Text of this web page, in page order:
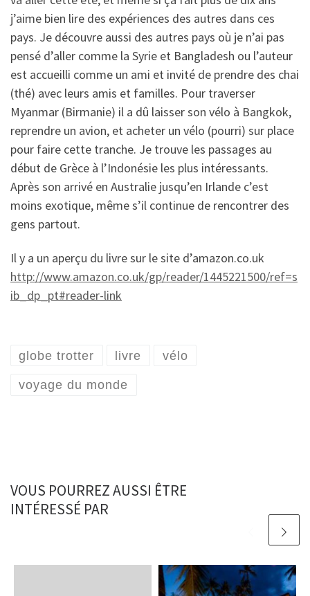
j’aime bien lire des expériences des autres dans ces
pays. Je découvre aussi des autres pays où je n’ai pas
pensé d’aller comme la Syrie et Bangladesh ou l’auteur
est accueilli comme un ami et invité de prendre des chai
(thé) avec leurs amis et familles. Pour traverser
Myanmar (Birmanie) il a dû laisser son vélo à Bangkok,
reprendre un avion, et acheter un vélo (pourri) sur place
pour faire cette tranche. Je trouve les passages au
début de Grèce à l’Indonésie les plus intéressants.
Après son arrivé en Australie jusqu’en Irlande c’est
moins exotique, même s’il continue de rencontrer des
gens partout.
Il y a un aperçu du livre sur le site d’amazon.co.uk
http://www.amazon.co.uk/gp/reader/1445221500/ref=s
ib_dp_pt#reader-link
globe trotter livre vélo
voyage du monde
VOUS POURREZ AUSSI ÊTRE
INTÉRESSÉ PAR